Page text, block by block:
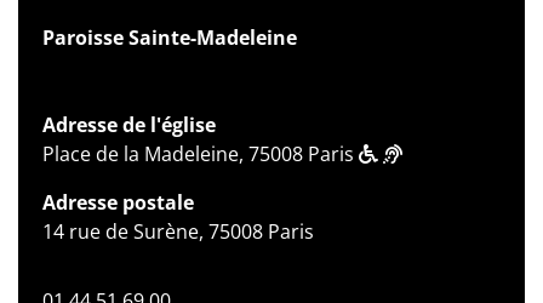
Paroisse Sainte-Madeleine
Adresse de l'église
Place de la Madeleine, 75008 Paris
Adresse postale
14 rue de Surène, 75008 Paris